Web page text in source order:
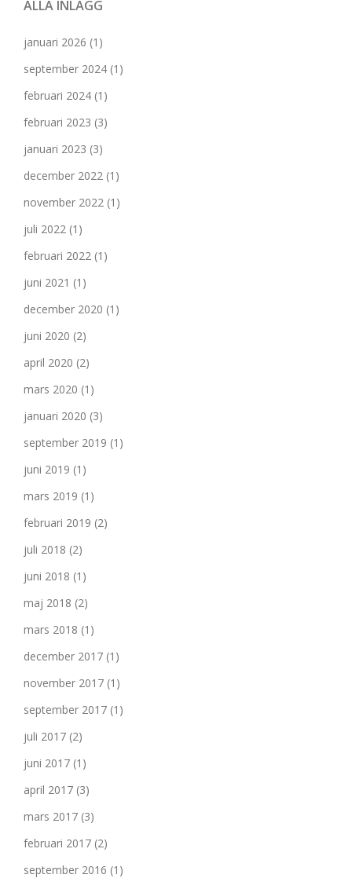
ALLA INLÄGG
januari 2026 (1)
september 2024 (1)
februari 2024 (1)
februari 2023 (3)
januari 2023 (3)
december 2022 (1)
november 2022 (1)
juli 2022 (1)
februari 2022 (1)
juni 2021 (1)
december 2020 (1)
juni 2020 (2)
april 2020 (2)
mars 2020 (1)
januari 2020 (3)
september 2019 (1)
juni 2019 (1)
mars 2019 (1)
februari 2019 (2)
juli 2018 (2)
juni 2018 (1)
maj 2018 (2)
mars 2018 (1)
december 2017 (1)
november 2017 (1)
september 2017 (1)
juli 2017 (2)
juni 2017 (1)
april 2017 (3)
mars 2017 (3)
februari 2017 (2)
september 2016 (1)